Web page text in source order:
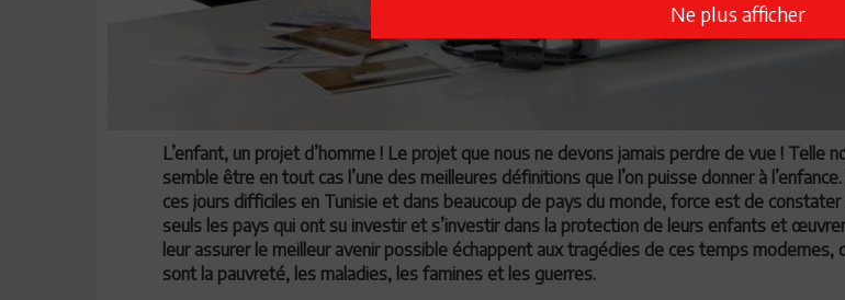
L’enfant, un projet d’homme ! Le projet que nous ne devons jamais perdre de vue ! Telle
semble être en tout cas l’une des meilleures définitions que l’on puisse donner à l’enfance.
ces jours difficiles en Tunisie et dans beaucoup de pays du monde, force est de constater
seuls les pays qui ont su investir et s’investir dans la protection de leurs enfants et
leur assurer le meilleur avenir possible échappent aux tragédies de ces temps modernes,
sont la pauvreté, les maladies, les famines et les guerres.
Ne plus afficher